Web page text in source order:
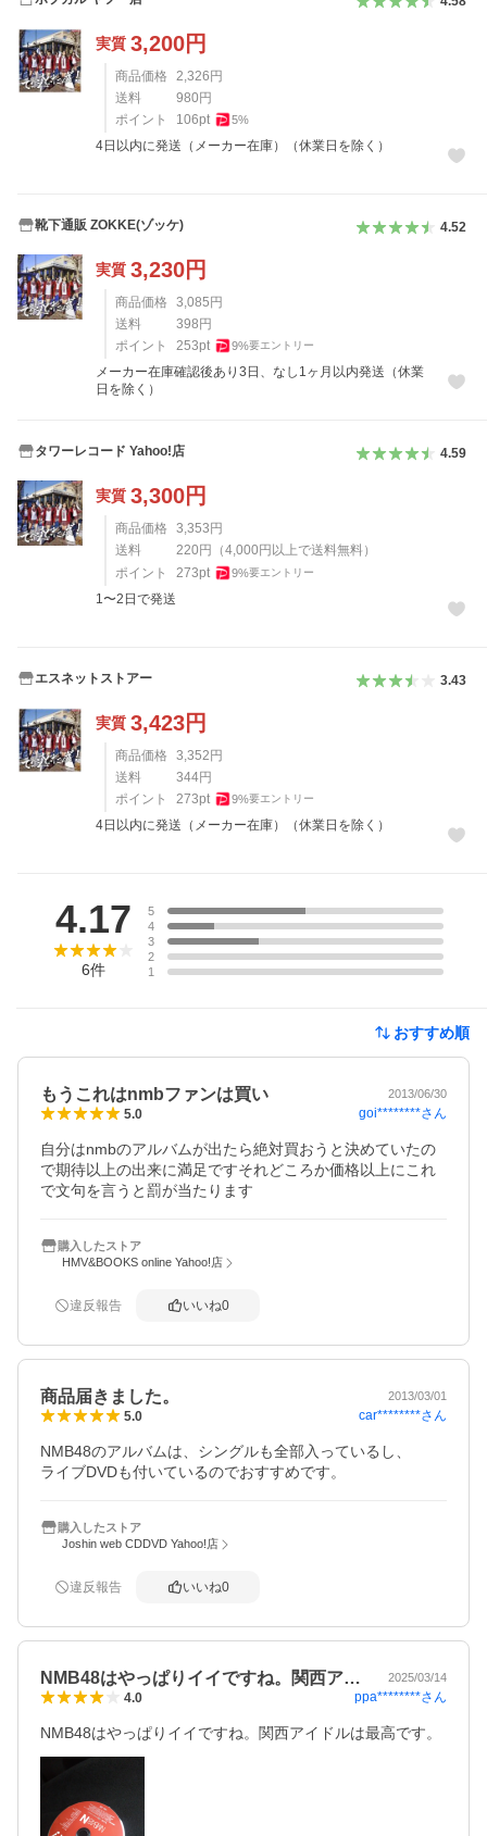
実質 3,200円
商品価格 2,326 円
送料
980 円
ポイント
106pt 5%
4日以内に発送（メーカー在庫）（休業日を除く）
靴下通販 ZOKKE(ゾッケ) 4.52
実質 3,230円
商品価格 3,085 円
送料
398 円
ポイント
253pt 9%要エントリー
メーカー在庫確認後あり3日、なし1ヶ月以内発送（休業
日を除く）
タワーレコード Yahoo!店 4.59
実質 3,300円
商品価格 3,353 円
送料
220 円 （4,000 円以上で送料無料）
ポイント
273pt 9%要エントリー
1〜2日で発送
エスネットストアー 3.43
実質 3,423円
商品価格 3,352 円
送料
344円
ポイント
273pt 9%要エントリー
4日以内に発送（メーカー在庫）（休業日を除く）
4.17
6件
5
4
3
2
1
おすすめ順
もうこれはnmbファンは買い 2013/06/30
5.0 goi********さん
自分はnmbのアルバムが出たら絶対買おうと決めていたの
で期待以上の出来に満足ですそれどころか価格以上にこれ
で文句を言うと罰が当たります
購入したストア
HMV&BOOKS online Yahoo!店
違反報告 いいね0
商品届きました。 2013/03/01
5.0 car********さん
NMB48のアルバムは、シングルも全部入っているし、
ライブDVDも付いているのでおすすめです。
購入したストア
Joshin web CDDVD Yahoo!店
違反報告 いいね0
NMB48はやっぱりイイですね。関西ア… 2025/03/14
4.0 ppa********さん
NMB48はやっぱりイイですね。関西アイドルは最高です。